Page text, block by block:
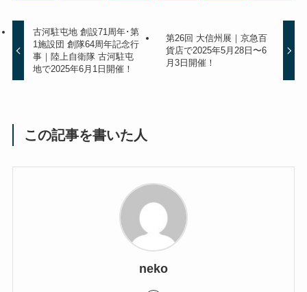
古河駐屯地 創設71周年･第
1施設団 創隊64周年記念行
事｜陸上自衛隊 古河駐屯
地で2025年6月1日開催！
第26回 大信州展｜京急百
貨店で2025年5月28日〜6
月3日開催！
この記事を書いた人
neko